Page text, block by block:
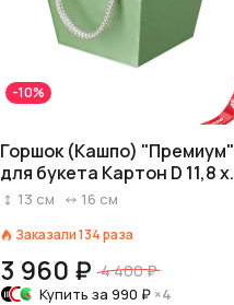
-10%
Горшок (Кашпо) "Премиум"
для букета Картон D 11,8 x
15,4 см H 12,5 см Зеленый
13 см 16 см
Заказали134раза
3 960 ₽ 4 400 ₽
Купить за990 ₽ ×4